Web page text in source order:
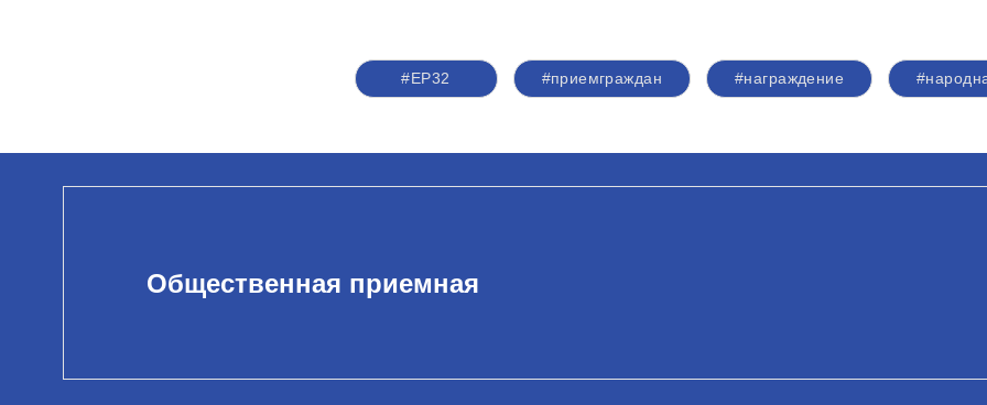
#ЕР32 #приемграждан #награждение
Общественная приемная